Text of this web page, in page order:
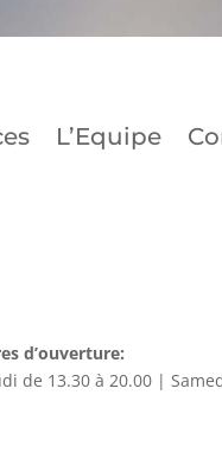
L’Equipe
d’ouverture:
de 13.30 à 20.00 |